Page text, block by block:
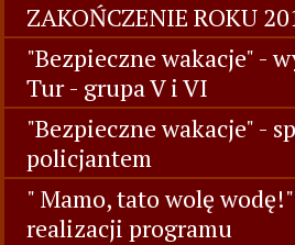
ZAKOŃCZENIE ROKU
"Bezpieczne wakacje" -
Tur - grupa V i VI
"Bezpieczne wakacje" -
policjantem
" Mamo, tato wolę
realizacji programu